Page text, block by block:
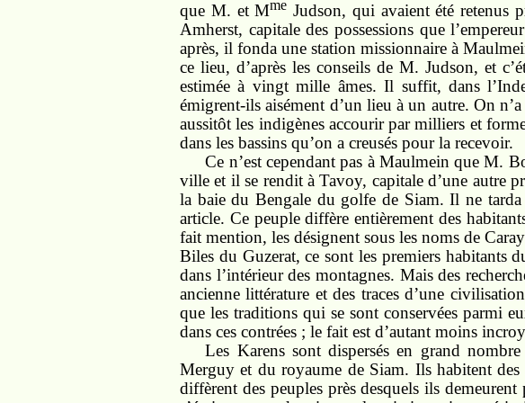
que M. et Mme Judson, qui avaient été retenus
Amherst, capitale des possessions que
après, il fonda une station missionnaire à
ce lieu, d’après les conseils de M. Judson, et
estimée à vingt mille âmes. Il suffit, dans
émigrent-ils aisément d’un lieu à un autre. On
aussitôt les indigènes accourir par milliers et
dans les bassins qu’on a creusés pour la recevoir.
Ce n’est cependant pas à Maulmein que M.
ville et il se rendit à Tavoy, capitale d’une autre
la baie du Bengale du golfe de Siam. Il ne
article. Ce peuple diffère entièrement des
fait mention, les désignent sous les noms de
Biles du Guzerat, ce sont les premiers habitants
dans l’intérieur des montagnes. Mais des
ancienne littérature et des traces d’une
que les traditions qui se sont conservées parmi
dans ces contrées ; le fait est d’autant moins
Les Karens sont dispersés en grand
Merguy et du royaume de Siam. Ils habitent des
diffèrent des peuples près desquels ils